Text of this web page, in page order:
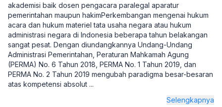
akademisi baik dosen pengacara paralegal aparatur
pemerintahan maupun hakimPerkembangan mengenai hukum
acara dan hukum materiel tata usaha negara atau hukum
administrasi negara di Indonesia beberapa tahun belakangan
sangat pesat. Dengan diundangkannya Undang-Undang
Administrasi Pemerintahan, Peraturan Mahkamah Agung
(PERMA) No. 6 Tahun 2018, PERMA No. 1 Tahun 2019, dan
PERMA No. 2 Tahun 2019 mengubah paradigma besar-besaran
atas kompetensi absolut ...
Selengkapnya